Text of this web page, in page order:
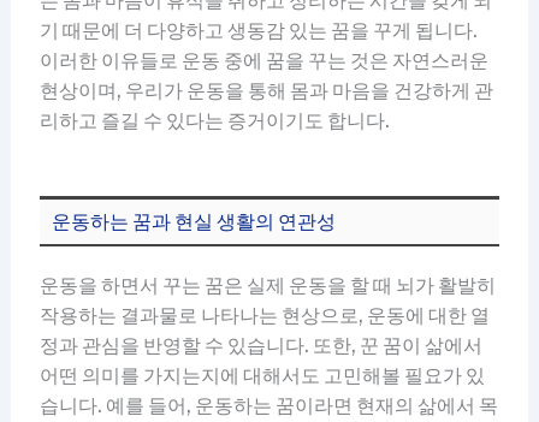
기 때문에 더 다양하고 생동감 있는 꿈을 꾸게 됩니다.
이러한 이유들로 운동 중에 꿈을 꾸는 것은 자연스러운
현상이며, 우리가 운동을 통해 몸과 마음을 건강하게 관
리하고 즐길 수 있다는 증거이기도 합니다.
운동하는 꿈과 현실 생활의 연관성
운동을 하면서 꾸는 꿈은 실제 운동을 할 때 뇌가 활발히
작용하는 결과물로 나타나는 현상으로, 운동에 대한 열
정과 관심을 반영할 수 있습니다. 또한, 꾼 꿈이 삶에서
어떤 의미를 가지는지에 대해서도 고민해볼 필요가 있
습니다. 예를 들어, 운동하는 꿈이라면 현재의 삶에서 목